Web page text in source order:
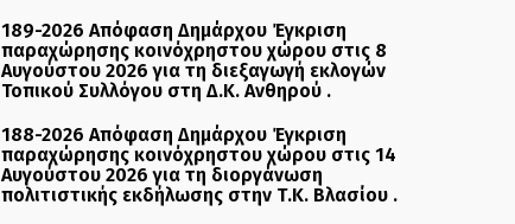
189-2026 Απόφαση Δημάρχου Έγκριση
παραχώρησης κοινόχρηστου χώρου στις 8
Αυγούστου 2026 για τη διεξαγωγή εκλογών
Τοπικού Συλλόγου στη Δ.Κ. Ανθηρού .
188-2026 Απόφαση Δημάρχου Έγκριση
παραχώρησης κοινόχρηστου χώρου στις 14
Αυγούστου 2026 για τη διοργάνωση
πολιτιστικής εκδήλωσης στην Τ.Κ. Βλασίου .